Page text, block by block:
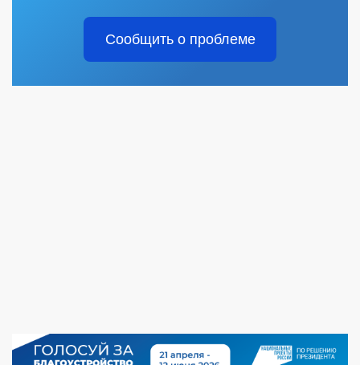
Сообщить о проблеме